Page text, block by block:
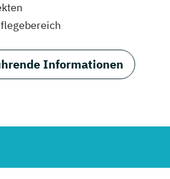
Informationen